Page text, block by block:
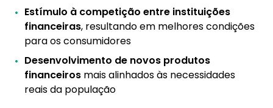
Estímulo à competição entre instituições
financeiras, resultando em melhores condições
para os consumidores
Desenvolvimento de novos produtos
financeiros mais alinhados às necessidades
reais da população